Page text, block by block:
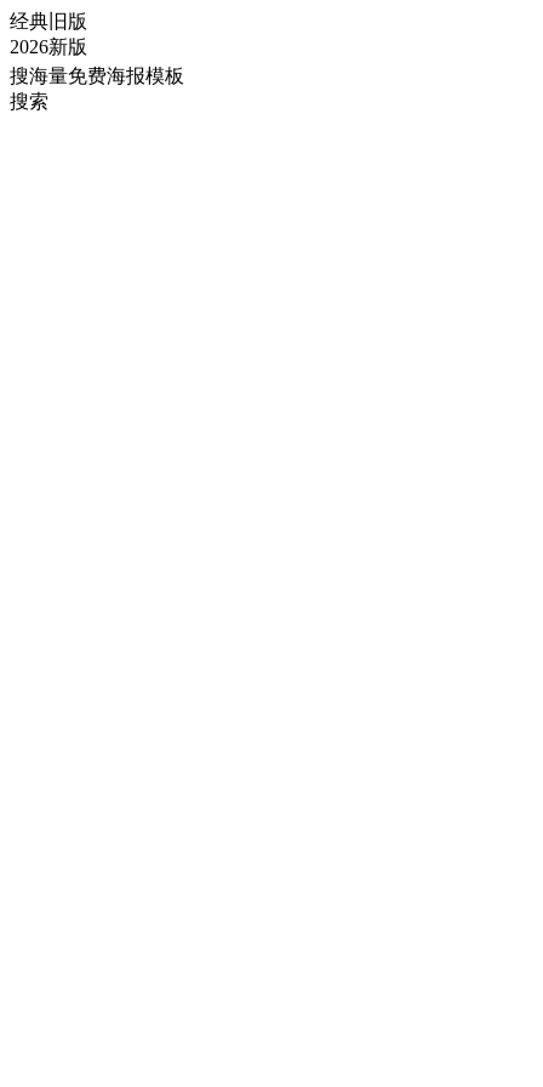
经典旧版
2026新版
搜海量免费海报模板
搜索